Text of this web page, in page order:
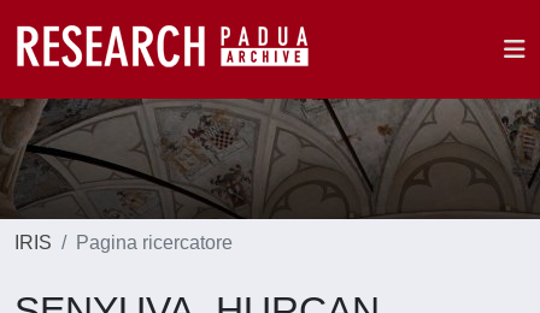
IRIS Pagina ricercatore